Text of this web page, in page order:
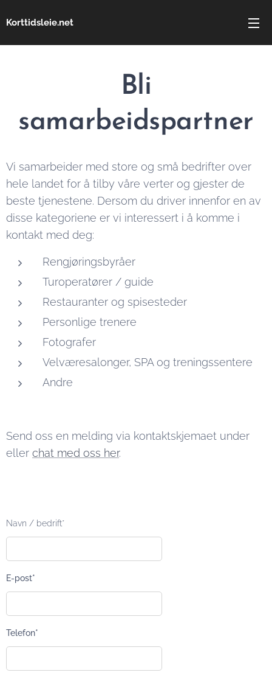
Korttidsleie.net
Bli
samarbeidspartner
Vi samarbeider med store og små bedrifter over
hele landet for å tilby våre verter og gjester de
beste tjenestene. Dersom du driver innenfor en av
disse kategoriene er vi interessert i å komme i
kontakt med deg:
Rengjøringsbyråer
Turoperatører / guide
Restauranter og spisesteder
Personlige trenere
Fotografer
Velværesalonger, SPA og treningssentere
Andre
Send oss en melding via kontaktskjemaet under
eller chat med oss her.
Navn / bedrift*
E-post*
Telefon*